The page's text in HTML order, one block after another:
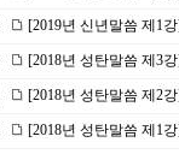
[2019년 신년말씀 제1
[2018년 성탄말씀 제3
[2018년 성탄말씀 제2
[2018년 성탄말씀 제1